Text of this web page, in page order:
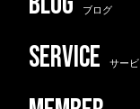
ブログ
サー